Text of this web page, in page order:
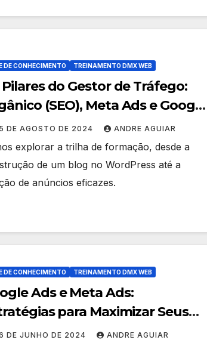
DE CONHECIMENTO TREINAMENTO DMX WEB
Pilares do Gestor de Tráfego:
(SEO), Meta Ads e Google
DE AGOSTO DE 2024 ANDRE AGUIAR
explorar a trilha de formação, desde a
de um blog no WordPress até a
de anúncios eficazes.
DE CONHECIMENTO TREINAMENTO DMX WEB
Ads e Meta Ads:
para Maximizar Seus
DE JUNHO DE 2024 ANDRE AGUIAR